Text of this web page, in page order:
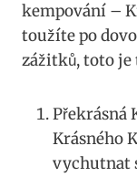
kempování –
toužíte po
zážitků, toto je
Překrásná
Krásného
vychutnat